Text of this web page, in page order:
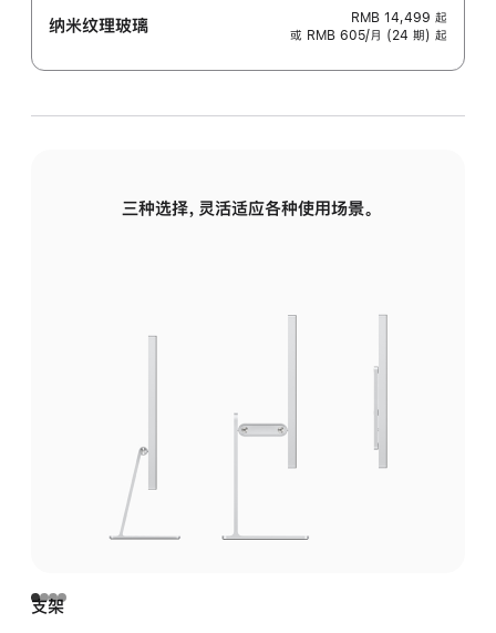
纳米纹理玻璃 RMB 14,499 起
或 RMB 605/月 (24 期) 起
三种选择，灵活适应各种使用场景。
支架